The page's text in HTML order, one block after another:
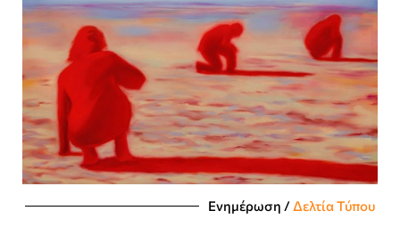
Ενημέρωση / Δελτία Τύπου